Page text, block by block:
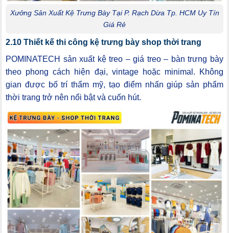
Xưởng Sản Xuất Kệ Trưng Bày Tại P. Rạch Dừa Tp. HCM Uy Tín
Giá Rẻ
2.10 Thiết kế thi công kệ trưng bày shop thời trang
POMINATECH sản xuất kệ treo – giá treo – bàn trưng bày
theo phong cách hiện đại, vintage hoặc minimal. Không
gian được bố trí thẩm mỹ, tạo điểm nhấn giúp sản phẩm
thời trang trở nên nổi bật và cuốn hút.